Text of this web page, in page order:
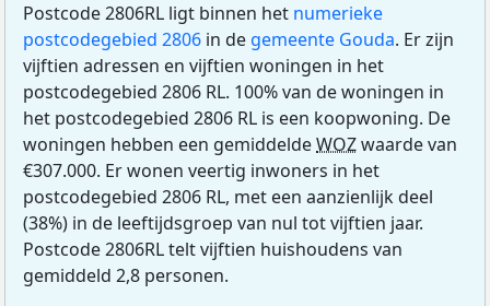
Postcode 2806RL ligt binnen het numerieke
postcodegebied 2806 in de gemeente Gouda. Er zijn
vijftien adressen en vijftien woningen in het
postcodegebied 2806 RL. 100% van de woningen in
het postcodegebied 2806 RL is een koopwoning. De
woningen hebben een gemiddeldeWOZwaarde van
€307.000. Er wonen veertig inwoners in het
postcodegebied 2806 RL, met een aanzienlijk deel
(38%) in de leeftijdsgroep van nul tot vijftien jaar.
Postcode 2806RL telt vijftien huishoudens van
gemiddeld 2,8 personen.